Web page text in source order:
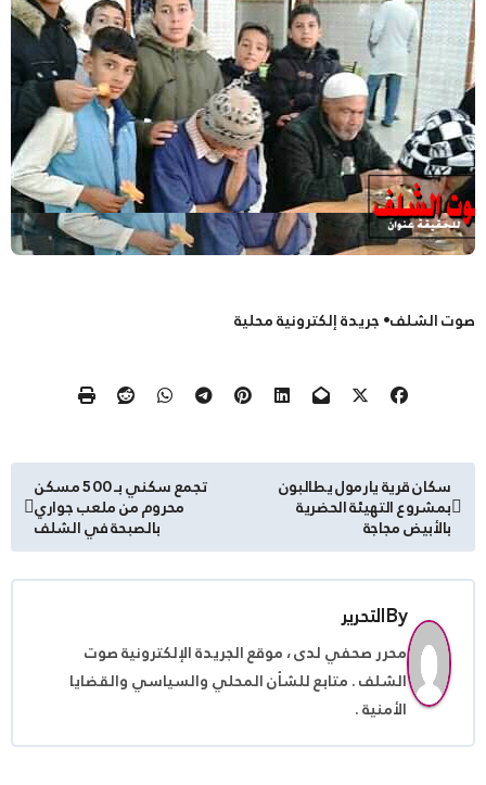
صوت الشلف• جريدة إلكترونية محلية
تصفّح
المقالات
سكان قرية يارمول يطالبون
بمشروع التهيئة الحضرية
بالأبيض مجاجة
تجمع سكني بـ 500 مسكن
محروم من ملعب جواري
بالصبحة في الشلف
Byالتحرير
محرر صحفي لدى ، موقع الجريدة الإلكترونية صوت
الشلف . متابع للشأن المحلي والسياسي والقضايا
الأمنية .